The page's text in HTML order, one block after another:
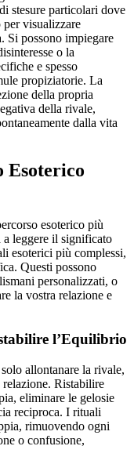
stesure particolari dove
per visualizzare
Si possono impiegare
o la
e spesso
propiziatorie. La
della propria
della rivale,
dalla vita
Esoterico
esoterico più
a leggere il significato
esoterici più complessi,
Questi possono
personalizzati, o
la vostra relazione e
l’Equilibrio
allontanare la rivale,
relazione. Ristabilire
eliminare le gelosie
reciproca. I rituali
rimuovendo ogni
o confusione,